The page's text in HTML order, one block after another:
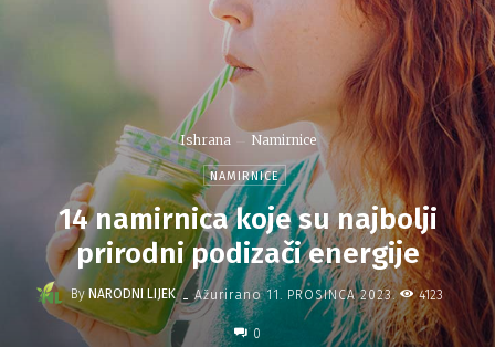
Ishrana Namirnice
NAMIRNICE
14 namirnica koje su najbolji
prirodni podizači energije
By NARODNI LIJEK - Ažurirano 11. PROSINCA 2023. 4123
0